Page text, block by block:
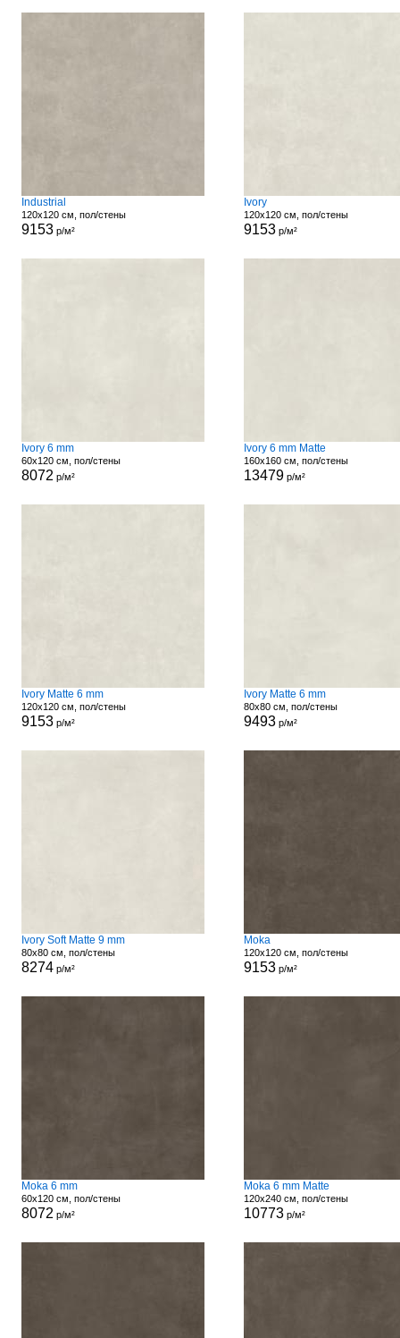
Industrial
120x120 см, пол/стены
9153р/м²
Ivory
120x120 см, пол/стены
9153р/м²
Ivory 6 mm
60x120 см, пол/стены
8072 р/м²
Ivory 6 mm Matte
160x160 см, пол/стены
13479р/м²
Ivory Matte 6 mm
120x120 см, пол/стены
9153р/м²
Ivory Matte 6 mm
80x80 см, пол/стены
9493р/м²
Ivory Soft Matte 9 mm
80x80 см, пол/стены
8274р/м²
Moka
120x120 см, пол/стены
9153р/м²
Moka 6 mm
60x120 см, пол/стены
8072 р/м²
Moka 6 mm Matte
120x240 см, пол/стены
10773р/м²